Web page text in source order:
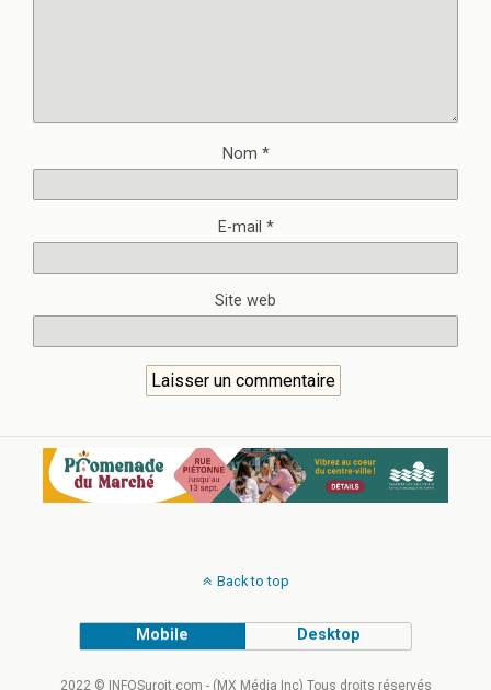
Nom *
E-mail *
Site web
Back to top
Mobile Desktop
2022 © INFOSuroit.com - (MX Média Inc) Tous droits réservés